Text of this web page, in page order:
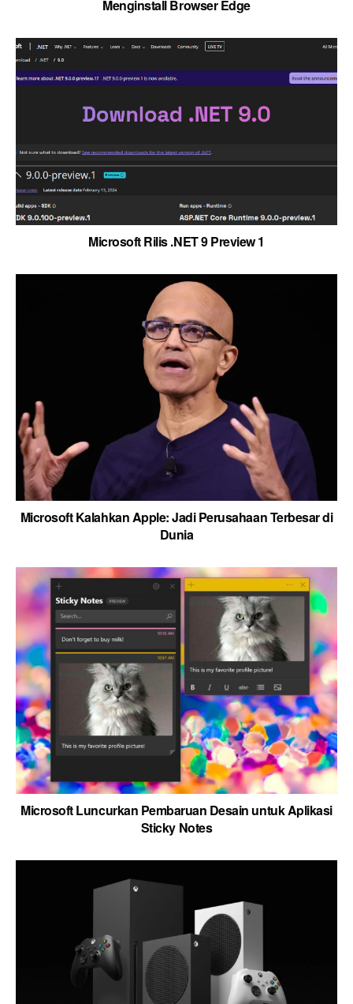
Menginstall Browser Edge
Microsoft Rilis .NET 9 Preview 1
Microsoft Kalahkan Apple: Jadi Perusahaan Terbesar di
Dunia
Microsoft Luncurkan Pembaruan Desain untuk Aplikasi
Sticky Notes